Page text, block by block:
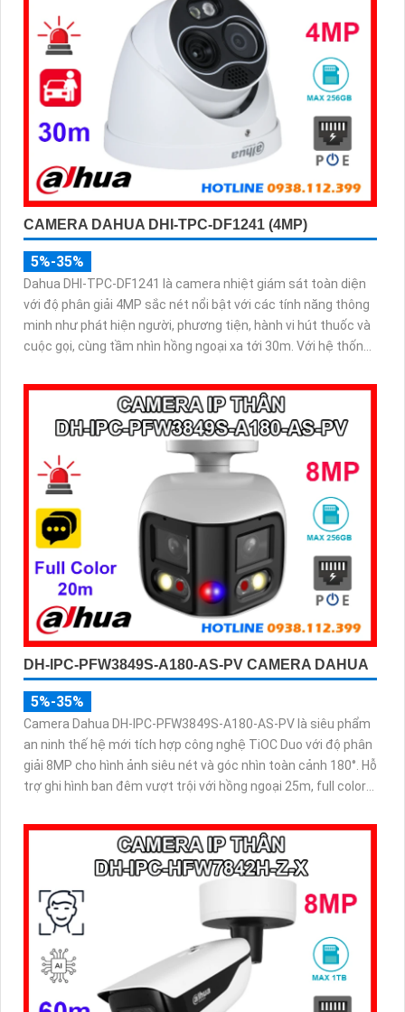
CAMERA DAHUA DHI-TPC-DF1241 (4MP)
5%-35%
Dahua DHI-TPC-DF1241 là camera nhiệt giám sát toàn diện
với độ phân giải 4MP sắc nét nổi bật với các tính năng thông
minh như phát hiện người, phương tiện, hành vi hút thuốc và
cuộc gọi, cùng tầm nhìn hồng ngoại xa tới 30m. Với hệ thống
kháng nước bụi IP67, camera là lựa chọn lý tưởng cho các
môi trường đòi hỏi an ninh nghiêm ngặt
DH-IPC-PFW3849S-A180-AS-PV CAMERA DAHUA
5%-35%
Camera Dahua DH-IPC-PFW3849S-A180-AS-PV là siêu phẩm
an ninh thế hệ mới tích hợp công nghệ TiOC Duo với độ phân
giải 8MP cho hình ảnh siêu nét và góc nhìn toàn cảnh 180°. Hỗ
trợ ghi hình ban đêm vượt trội với hồng ngoại 25m, full color
256GB đáp ứng nhu cầu lưu trữ dài hạn, thiết kế chuẩn IP67
chống bụi nước, cấp nguồn POE